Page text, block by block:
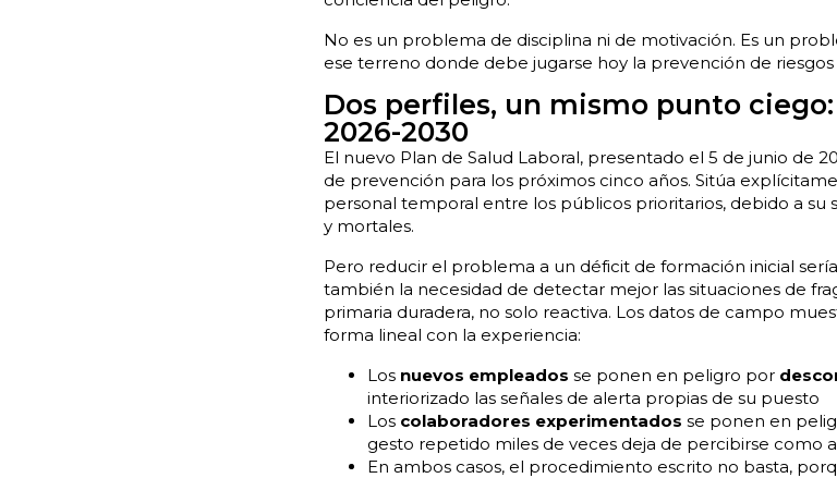
No es un problema de disciplina ni de motivación. Es un
ese terreno donde debe jugarse hoy la prevención de riesgos
Dos perfiles, un mismo punto
2026-2030
El nuevo Plan de Salud Laboral, presentado el 5 de junio de
de prevención para los próximos cinco años. Sitúa
personal temporal entre los públicos prioritarios, debido a su
y mortales.
Pero reducir el problema a un déficit de formación inicial
también la necesidad de detectar mejor las situaciones de
primaria duradera, no solo reactiva. Los datos de campo
forma lineal con la experiencia:
Los nuevos empleados se ponen en peligro por
interiorizado las señales de alerta propias de su puesto
Los colaboradores experimentados se ponen en
gesto repetido miles de veces deja de percibirse como
En ambos casos, el procedimiento escrito no basta,